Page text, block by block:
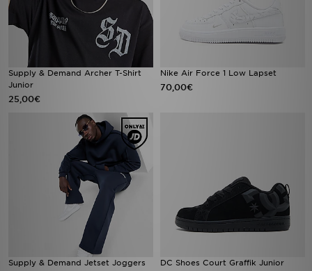
Supply & Demand Archer T-Shirt
Junior
25,00€
Nike Air Force 1 Low Lapset
70,00€
Supply & Demand Jetset Joggers DC Shoes Court Graffik Junior